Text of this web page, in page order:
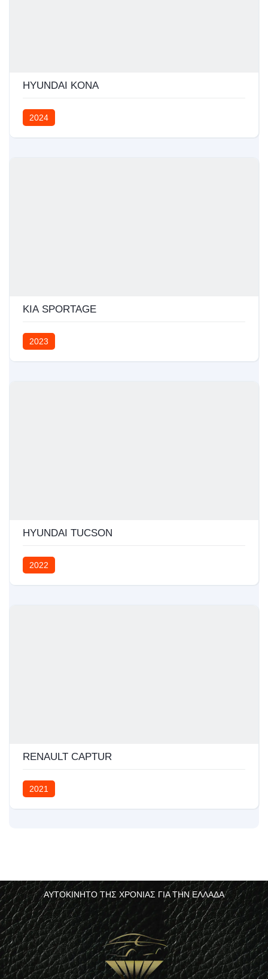
HYUNDAI KONA
2024
KIA SPORTAGE
2023
HYUNDAI TUCSON
2022
RENAULT CAPTUR
2021
ΑΥΤΟΚΙΝΗΤΟ ΤΗΣ ΧΡΟΝΙΑΣ ΓΙΑ ΤΗΝ ΕΛΛΑΔΑ